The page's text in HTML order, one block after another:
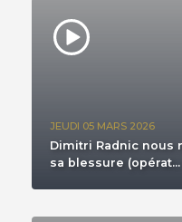
JEUDI 05 MARS 2026
Dimitri Radnic nous
sa blessure (opérat...